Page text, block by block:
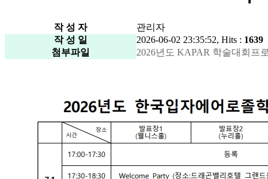
작 성 자
관리자
작 성 일
2026-06-02 23:35:52, Hits : 1639
첨부파일
2026년도 KAPAR 학술대회프